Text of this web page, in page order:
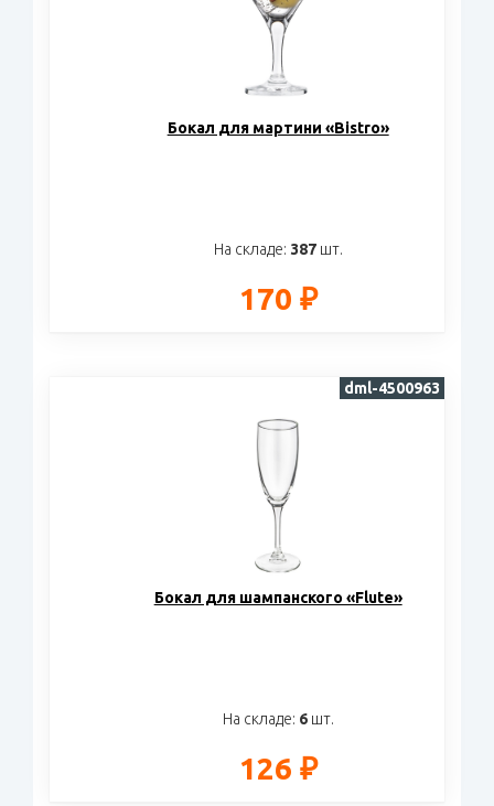
Бокал для мартини «Bistro»
На складе: 387шт.
170 ₽
Бокал для шампанского «Flute»
На складе: 6шт.
126 ₽
dml-4500963